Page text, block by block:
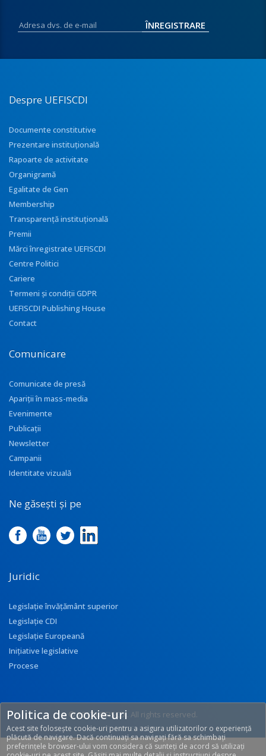
Despre UEFISCDI
Documente constitutive
Prezentare instituţională
Rapoarte de activitate
Organigramă
Egalitate de Gen
Membership
Transparenţă instituţională
Premii
Mărci înregistrate UEFISCDI
Centre Politici
Cariere
Termeni și condiții GDPR
UEFISCDI Publishing House
Contact
Comunicare
Comunicate de presă
Apariţii în mass-media
Evenimente
Publicații
Newsletter
Campanii
Identitate vizuală
Ne găsești și pe
Juridic
Legislație învățământ superior
Legislație CDI
Legislație Europeană
Inițiative legislative
Procese
© 2017 UEFISCDI. All rights reserved.
[T: 0.3855, O: 133]
Politica de cookie-uri
Acest site folosește cookie-uri pentru a asigura utilizatorilor o experiență
plăcută de navigare. Dacă continuați sa navigați fără sa schimbați
preferințele browser-ului vom considera că sunteți de acord să utilizați